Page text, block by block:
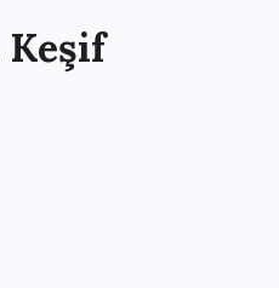
Keşif